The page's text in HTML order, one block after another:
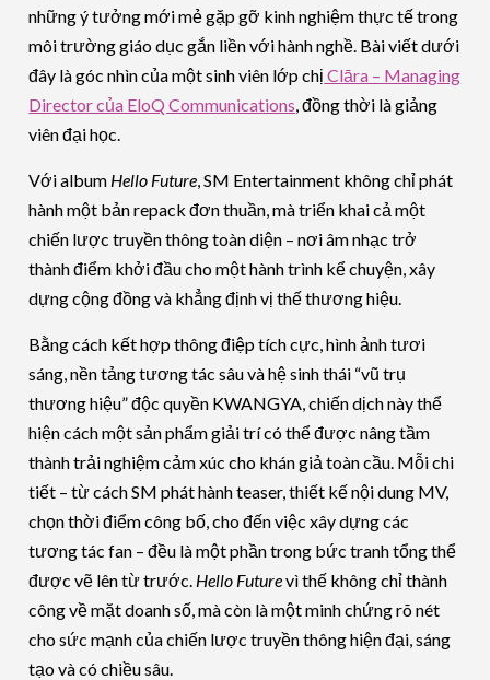
những ý tưởng mới mẻ gặp gỡ kinh nghiệm thực tế trong
môi trường giáo dục gắn liền với hành nghề. Bài viết dưới
đây là góc nhìn của một sinh viên lớp chị Clāra – Managing
Director của EloQ Communications , đồng thời là giảng
viên đại học.
Với album Hello Future , SM Entertainment không chỉ phát
hành một bản repack đơn thuần, mà triển khai cả một
chiến lược truyền thông toàn diện – nơi âm nhạc trở
thành điểm khởi đầu cho một hành trình kể chuyện, xây
dựng cộng đồng và khẳng định vị thế thương hiệu.
Bằng cách kết hợp thông điệp tích cực, hình ảnh tươi
sáng, nền tảng tương tác sâu và hệ sinh thái “vũ trụ
thương hiệu” độc quyền KWANGYA, chiến dịch này thể
hiện cách một sản phẩm giải trí có thể được nâng tầm
thành trải nghiệm cảm xúc cho khán giả toàn cầu. Mỗi chi
tiết – từ cách SM phát hành teaser, thiết kế nội dung MV,
chọn thời điểm công bố, cho đến việc xây dựng các
tương tác fan – đều là một phần trong bức tranh tổng thể
được vẽ lên từ trước. Hello Futurevì thế không chỉ thành
công về mặt doanh số, mà còn là một minh chứng rõ nét
cho sức mạnh của chiến lược truyền thông hiện đại, sáng
tạo và có chiều sâu.